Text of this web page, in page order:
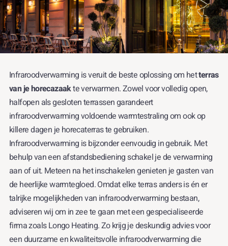
Infraroodverwarming is veruit de beste oplossing om hetterras
van je horecazaakte verwarmen. Zowel voor volledig open,
halfopen als gesloten terrassen garandeert
infraroodverwarming voldoende warmtestraling om ook op
killere dagen je horecaterras te gebruiken.
Infraroodverwarming is bijzonder eenvoudig in gebruik. Met
behulp van een afstandsbediening schakel je de verwarming
aan of uit. Meteen na het inschakelen genieten je gasten van
de heerlijke warmtegloed. Omdat elke terras anders is én er
talrijke mogelijkheden van infraroodverwarming bestaan,
adviseren wij om in zee te gaan met een gespecialiseerde
firma zoals Longo Heating. Zo krijg je deskundig advies voor
een duurzame en kwaliteitsvolle infraroodverwarming die